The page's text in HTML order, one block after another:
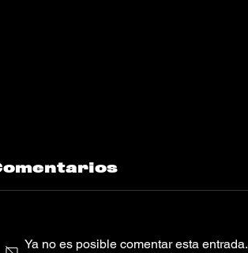
Ya no es posible comentar esta